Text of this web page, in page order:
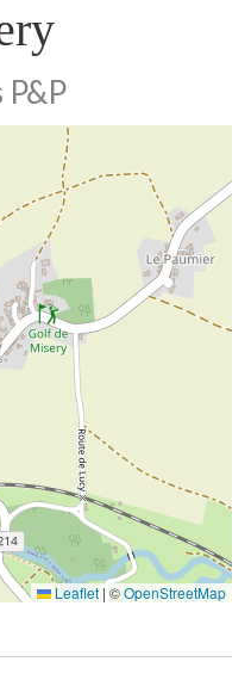
Leaflet | ©OpenStreetMap